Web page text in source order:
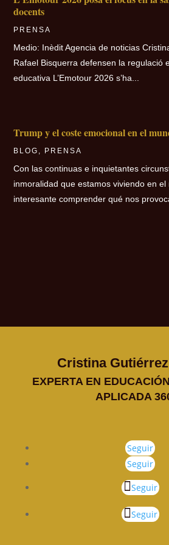
docents
PRENSA
Medio: Inèdit Agencia de noticias
Rafael Bisquerra defensen la regulació
educativa L’Emotour 2026 s’ha...
Trump y el coste emocional en el
BLOG , PRENSA
Con las continuas e inquietantes
inmoralidad que estamos viviendo en
interesante comprender qué nos
Cristina
EXPERTA EN
APLICADA
Seguir
Seguir
Seguir
Seguir